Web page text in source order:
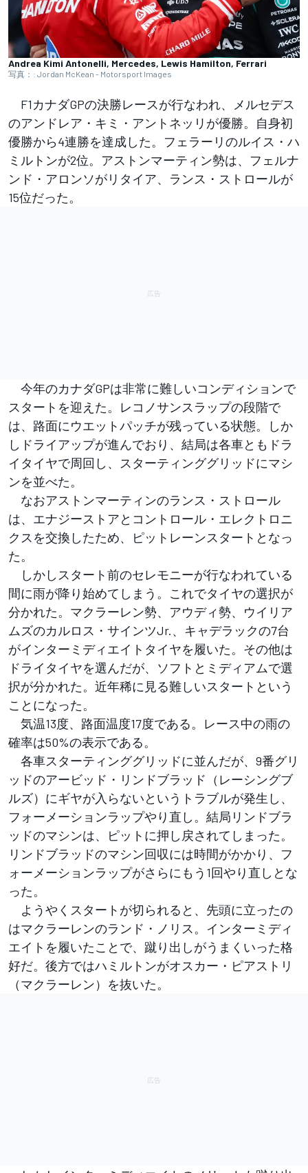
Andrea Kimi Antonelli, Mercedes, Lewis Hamilton, Ferrari
写真：: Jordan McKean - Motorsport Images
F1カナダGPの決勝レースが行なわれ、メルセデス
のアンドレア・キミ・アントネッリが優勝。自身初
優勝から4連勝を達成した。フェラーリのルイス・ハ
ミルトンが2位。アストンマーティン勢は、フェルナ
ンド・アロンソがリタイア、ランス・ストロールが
15位だった。
今年のカナダGPは非常に難しいコンディションで
スタートを迎えた。レコノサンスラップの段階で
は、路面にウエットパッチが残っている状態。しか
しドライアップが進んでおり、結局は各車ともドラ
イタイヤで周回し、スターティンググリッドにマシ
ンを並べた。
なおアストンマーティンのランス・ストロール
は、エナジーストアとコントロール・エレクトロニ
クスを交換したため、ピットレーンスタートとなっ
た。
しかしスタート前のセレモニーが行なわれている
間に雨が降り始めてしまう。これでタイヤの選択が
分かれた。マクラーレン勢、アウディ勢、ウイリア
ムズのカルロス・サインツJr.、キャデラックの7台
がインターミディエイトタイヤを履いた。その他は
ドライタイヤを選んだが、ソフトとミディアムで選
択が分かれた。近年稀に見る難しいスタートという
ことになった。
気温13度、路面温度17度である。レース中の雨の
確率は50%の表示である。
各車スターティンググリッドに並んだが、9番グリ
ッドのアービッド・リンドブラッド（レーシングブ
ルズ）にギヤが入らないというトラブルが発生し、
フォーメーションラップやり直し。結局リンドブラ
ッドのマシンは、ピットに押し戻されてしまった。
リンドブラッドのマシン回収には時間がかかり、フ
ォーメーションラップがさらにもう1回やり直しとな
った。
ようやくスタートが切られると、先頭に立ったの
はマクラーレンのランド・ノリス。インターミディ
エイトを履いたことで、蹴り出しがうまくいった格
好だ。後方ではハミルトンがオスカー・ピアストリ
（マクラーレン）を抜いた。